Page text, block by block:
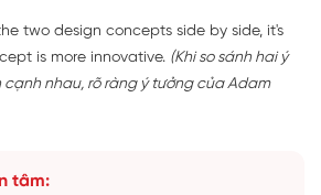
two design concepts side by side, it's
is more innovative. (Khi so sánh hai ý
nhau, rõ ràng ý tưởng của Adam
tâm: